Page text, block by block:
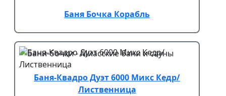
Баня Бочка Корабль
Баня-Квадро Дуэт 6000 Микс Кедр/
Лиственница